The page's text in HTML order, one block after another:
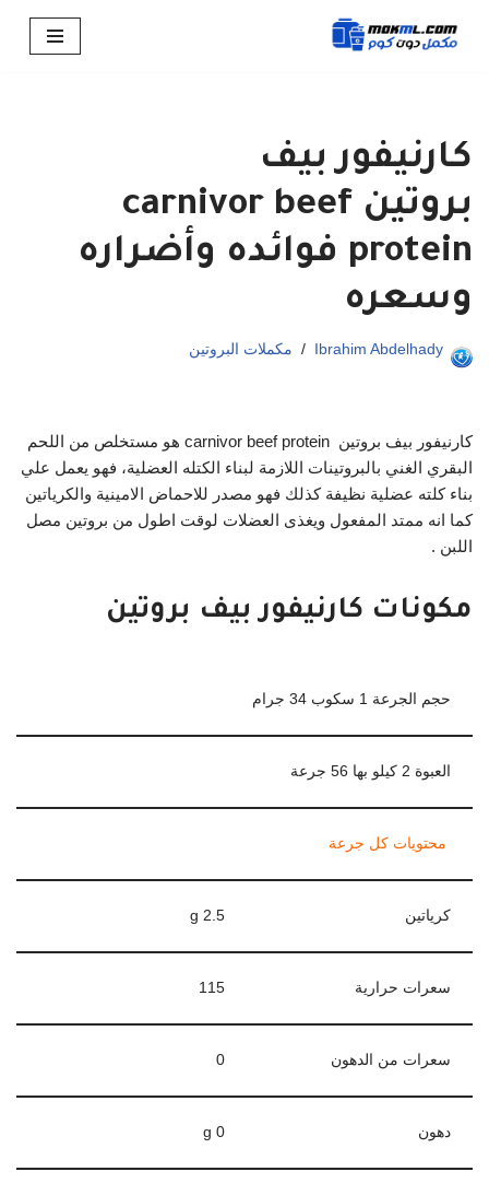
كارنيفور بيف
بروتين carnivor beef
protein فوائده وأضراره
وسعره
Ibrahim Abdelhady مكملات البروتين
كارنيفور بيف بروتين carnivor beef protein هو مستخلص من اللحم
البقري الغني بالبروتينات اللازمة لبناء الكتله العضلية، فهو يعمل علي
بناء كلته عضلية نظيفة كذلك فهو مصدر للاحماض الامينية والكرياتين
كما انه ممتد المفعول ويغذى العضلات لوقت اطول من بروتين مصل
اللبن .
مكونات كارنيفور بيف بروتين
حجم الجرعة 1 سكوب 34 جرام
العبوة 2 كيلو بها 56 جرعة
محتويات كل جرعة
كرياتين 2.5 g
سعرات حرارية 115
سعرات من الدهون 0
دهون 0 g